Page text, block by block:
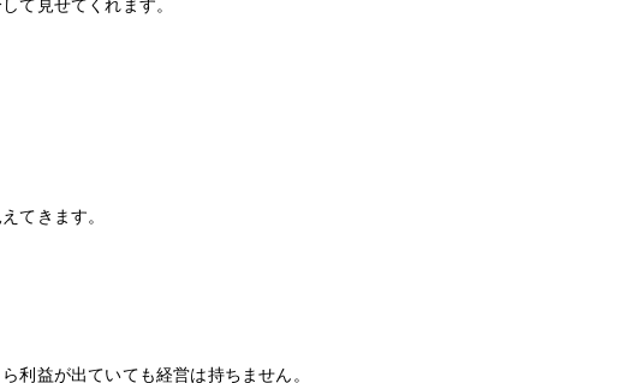
て見せてくれます。
てきます。
利益が出ていても経営は持ちません。